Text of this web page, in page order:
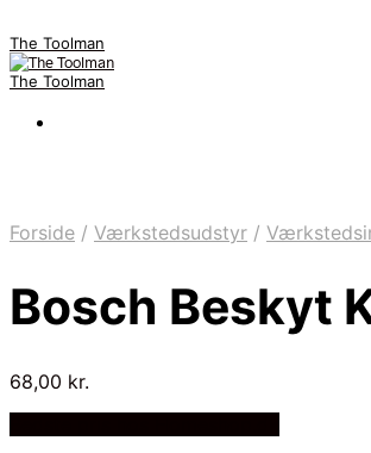
The Toolman
The Toolman
Forside / Værkstedsudstyr /
Bosch Beskyt
68,00 kr.